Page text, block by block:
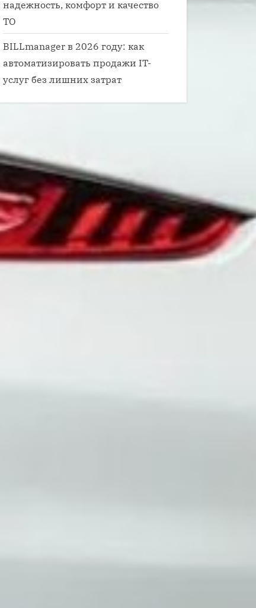
надежность, комфорт и качество
ТО
BILLmanager в 2026 году: как
автоматизировать продажи IT-
услуг без лишних затрат